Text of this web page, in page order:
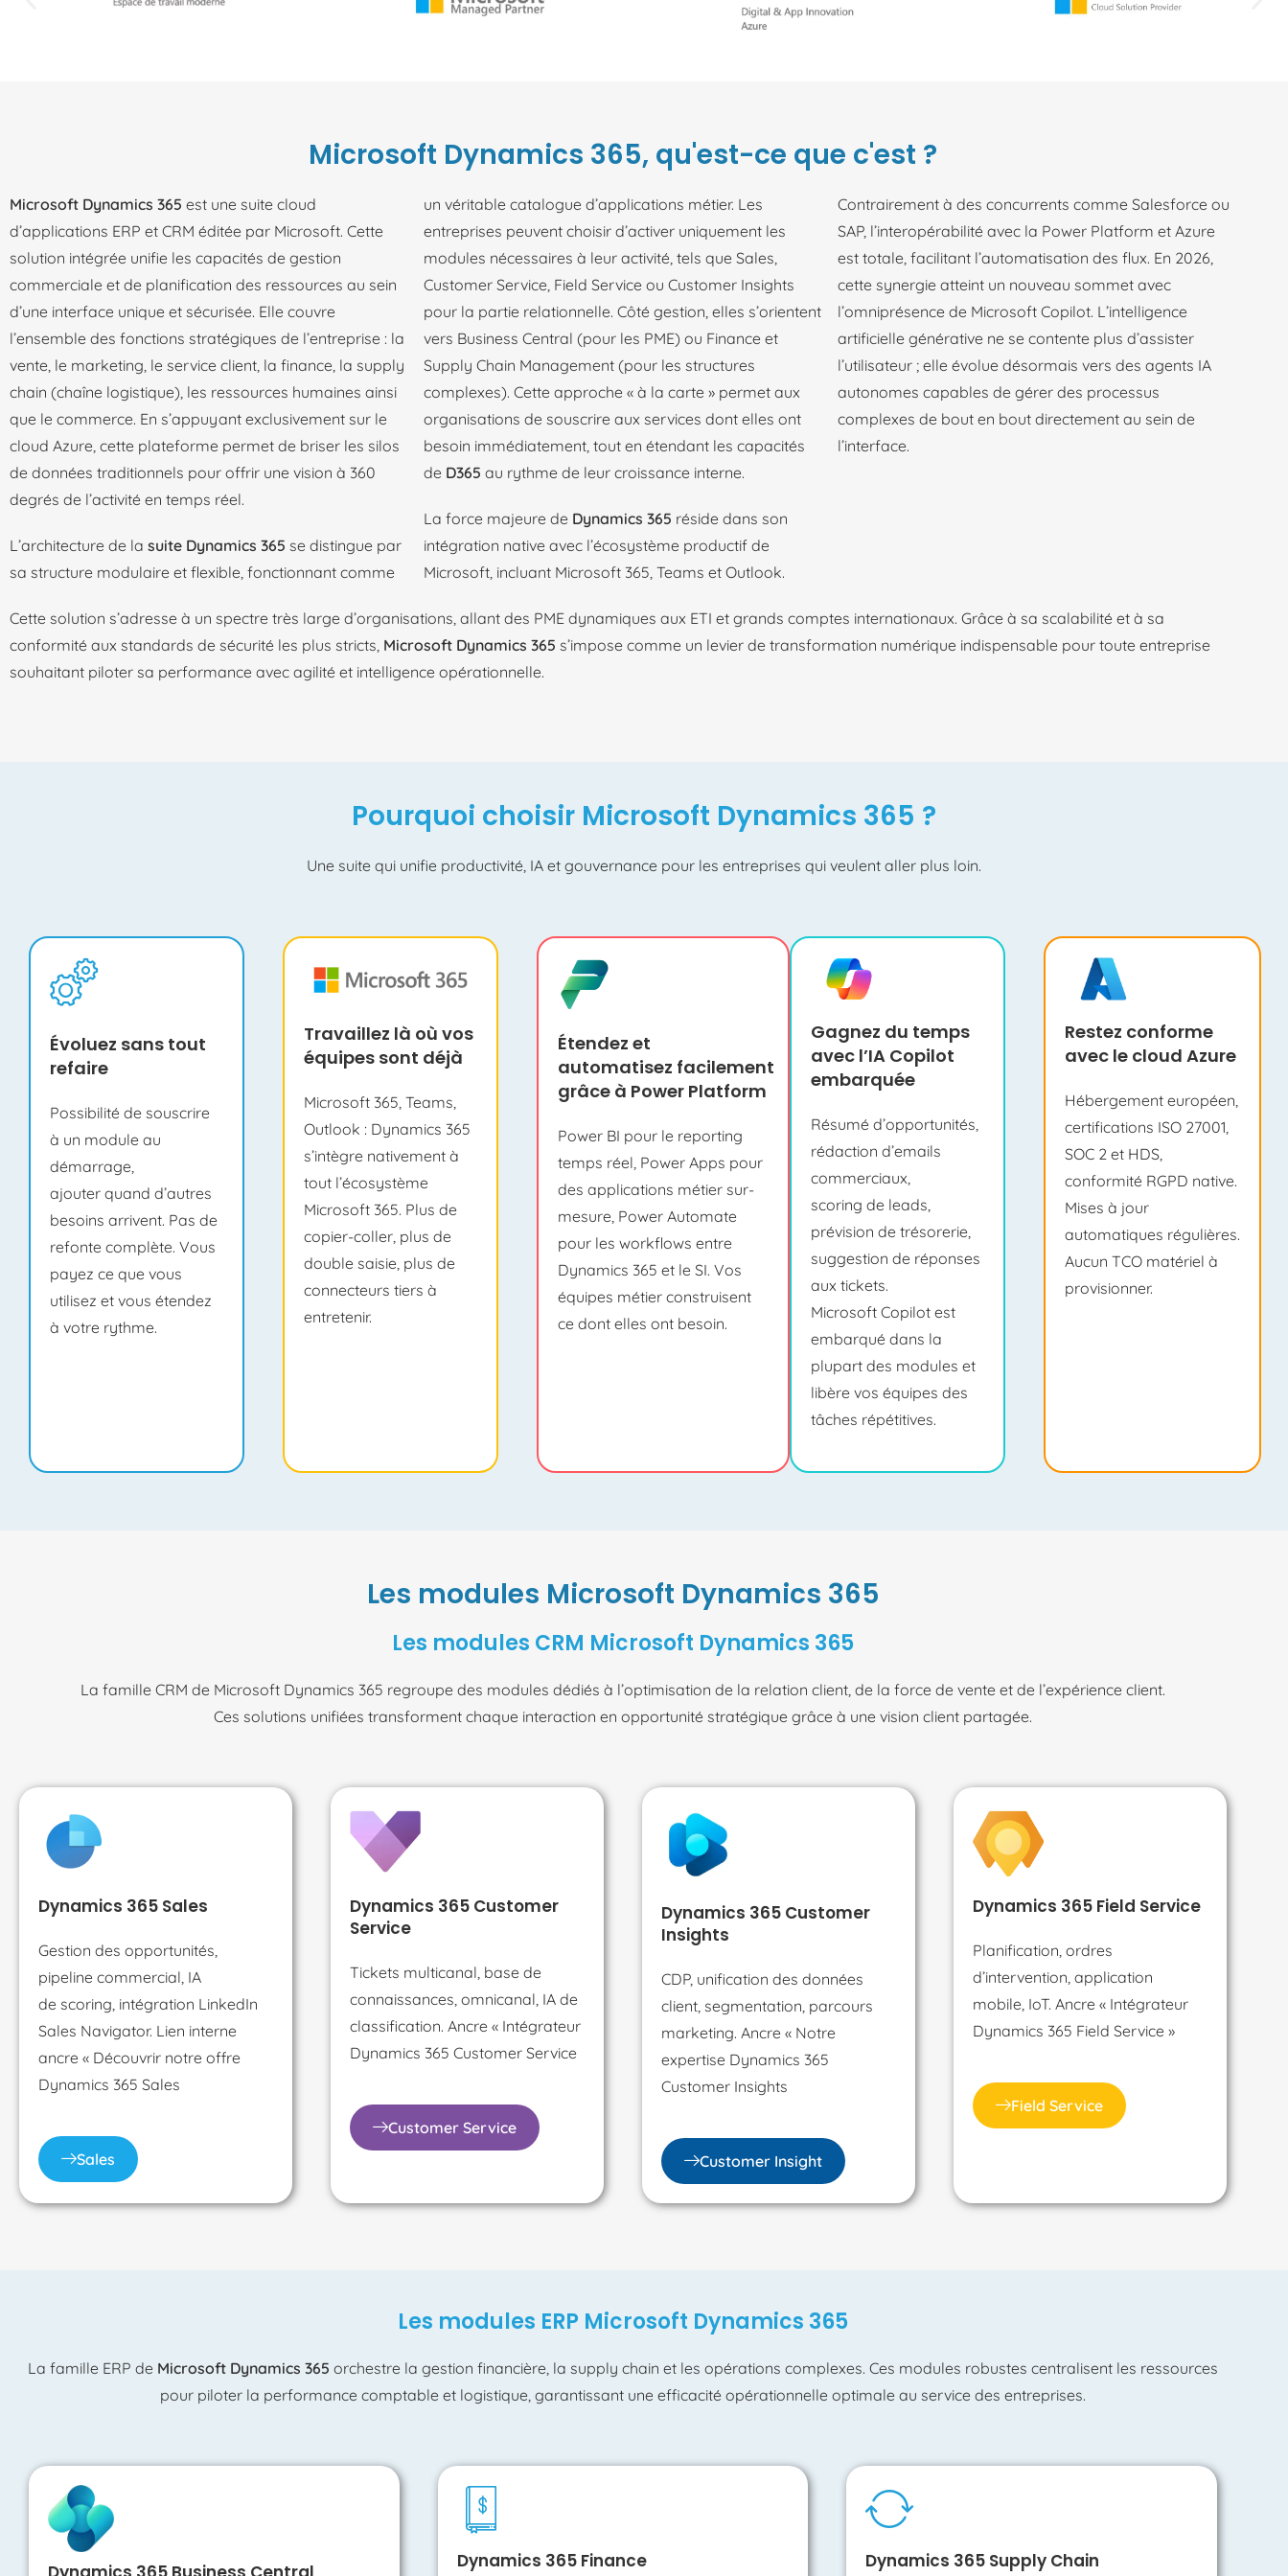
Microsoft Dynamics 365, qu'est-ce que c'est ?
Microsoft Dynamics 365 est une suite cloud
d’applications ERP et CRM éditée par Microsoft. Cette
solution intégrée unifie les capacités de gestion
commerciale et de planification des ressources au sein
d’une interface unique et sécurisée. Elle couvre
l’ensemble des fonctions stratégiques de l’entreprise : la
vente, le marketing, le service client, la finance, la supply
chain (chaîne logistique), les ressources humaines ainsi
que le commerce. En s’appuyant exclusivement sur le
cloud Azure, cette plateforme permet de briser les silos
de données traditionnels pour offrir une vision à 360
degrés de l’activité en temps réel.
L’architecture de la suite Dynamics 365 se distingue par
sa structure modulaire et flexible, fonctionnant comme
un véritable catalogue d’applications métier. Les
entreprises peuvent choisir d’activer uniquement les
modules nécessaires à leur activité, tels que Sales,
Customer Service, Field Service ou Customer Insights
pour la partie relationnelle. Côté gestion, elles s’orientent
vers Business Central (pour les PME) ou Finance et
Supply Chain Management (pour les structures
complexes). Cette approche « à la carte » permet aux
organisations de souscrire aux services dont elles ont
besoin immédiatement, tout en étendant les capacités
de D365 au rythme de leur croissance interne.
La force majeure de Dynamics 365 réside dans son
intégration native avec l’écosystème productif de
Microsoft, incluant Microsoft 365, Teams et Outlook.
Contrairement à des concurrents comme Salesforce ou
SAP, l’interopérabilité avec la Power Platform et Azure
est totale, facilitant l’automatisation des flux. En 2026,
cette synergie atteint un nouveau sommet avec
l’omniprésence de Microsoft Copilot. L’intelligence
artificielle générative ne se contente plus d’assister
l’utilisateur ; elle évolue désormais vers des agents IA
autonomes capables de gérer des processus
complexes de bout en bout directement au sein de
l’interface.
Cette solution s’adresse à un spectre très large d’organisations, allant des PME dynamiques aux ETI et grands comptes internationaux. Grâce à sa scalabilité et à sa
conformité aux standards de sécurité les plus stricts, Microsoft Dynamics 365 s’impose comme un levier de transformation numérique indispensable pour toute entreprise
souhaitant piloter sa performance avec agilité et intelligence opérationnelle.
Pourquoi choisir Microsoft Dynamics 365 ?
Une suite qui unifie productivité, IA et gouvernance pour les entreprises qui veulent aller plus loin.
Évoluez sans tout
refaire
Possibilité de souscrire
à un module au
démarrage,
ajouter quand d’autres
besoins arrivent. Pas de
refonte complète. Vous
payez ce que vous
utilisez et vous étendez
à votre rythme.
Travaillez là où vos
équipes sont déjà
Microsoft 365, Teams,
Outlook : Dynamics 365
s’intègre nativement à
tout l’écosystème
Microsoft 365. Plus de
copier-coller, plus de
double saisie, plus de
connecteurs tiers à
entretenir.
Étendez et
automatisez facilement
grâce à Power Platform
Power BI pour le reporting
temps réel, Power Apps pour
des applications métier sur-
mesure, Power Automate
pour les workflows entre
Dynamics 365 et le SI. Vos
équipes métier construisent
ce dont elles ont besoin.
Gagnez du temps
avec l’IA Copilot
embarquée
Résumé d’opportunités,
rédactiond’emails
commerciaux,
scoring de leads,
prévision de trésorerie,
suggestion de réponses
aux tickets.
MicrosoftCopilot est
embarqué dans la
plupart des modules et
libère vos équipes des
tâches répétitives.
Restez conforme
avec le cloud Azure
Hébergement européen,
certifications ISO 27001,
SOC 2 et HDS,
conformité RGPD native.
Mises à jour
automatiques régulières.
Aucun TCO matériel à
provisionner.
Les modules Microsoft Dynamics 365
Les modules CRM Microsoft Dynamics 365
La famille CRM de Microsoft Dynamics 365 regroupe des modules dédiés à l’optimisation de la relation client, de la force de vente et de l’expérience client.
Ces solutions unifiées transforment chaque interaction en opportunité stratégique grâce à une vision client partagée.
Dynamics 365 Sales
Gestion des opportunités,
pipeline commercial, IA
de scoring, intégration LinkedIn
Sales Navigator. Lien interne
ancre « Découvrir notre offre
Dynamics 365 Sales
Sales
Dynamics 365 Customer
Service
Tickets multicanal, base de
connaissances, omnicanal, IA de
classification. Ancre « Intégrateur
Dynamics 365 Customer Service
Customer Service
Dynamics 365 Customer
Insights
CDP, unification des données
client, segmentation, parcours
marketing. Ancre « Notre
expertise Dynamics 365
Customer Insights
Customer Insight
Dynamics 365 Field Service
Planification, ordres
d’intervention, application
mobile, IoT. Ancre « Intégrateur
Dynamics 365 Field Service »
Field Service
Les modules ERP Microsoft Dynamics 365
La famille ERP de Microsoft Dynamics 365 orchestre la gestion financière, la supply chain et les opérations complexes. Ces modules robustes centralisent les ressources
pour piloter la performance comptable et logistique, garantissant une efficacité opérationnelle optimale au service des entreprises.
Dynamics 365 Finance Dynamics 365 Supply Chain